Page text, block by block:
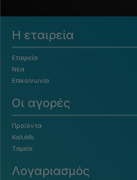
Η εταιρεία
Εταιρεία
Νέα
Επικοινωνία
Οι αγορές
Προϊόντα
Καλάθι
Ταμείο
Λογαριασμός